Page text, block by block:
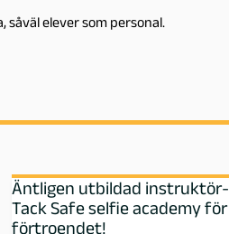
såväl elever som personal.
Äntligen utbildad instruktör-
Tack Safe selfie academy för
förtroendet!